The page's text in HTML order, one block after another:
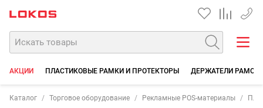
+7
АКЦИИ ПЛАСТИКОВЫЕ РАМКИ И ПРОТЕКТОРЫ ДЕРЖАТЕЛИ РАМОК
Каталог Торговое оборудование Рекламные POS-материалы